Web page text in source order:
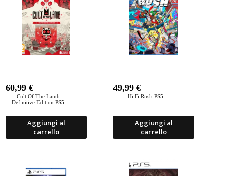
Cult Of The Lamb
Definitive Edition PS5
60,99€
Aggiungi al
carrello
Hi Fi Rush PS5
49,99€
Aggiungi al
carrello